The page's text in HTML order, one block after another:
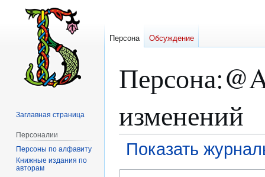
изменений
Показать
Персона Обсуждение
Заглавная страница
Персоналии
Персоны по алфавиту
Книжные издания по
авторам